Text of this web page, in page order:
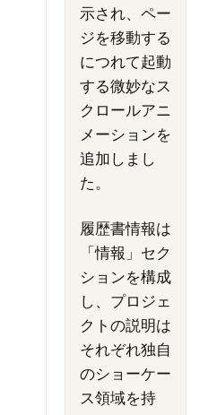
示され、ペー
ジを移動する
につれて起動
する微妙なス
クロールアニ
メーションを
追加しまし
た。
履歴書情報は
「情報」セク
ションを構成
し、プロジェ
クトの説明は
それぞれ独自
のショーケー
ス領域を持